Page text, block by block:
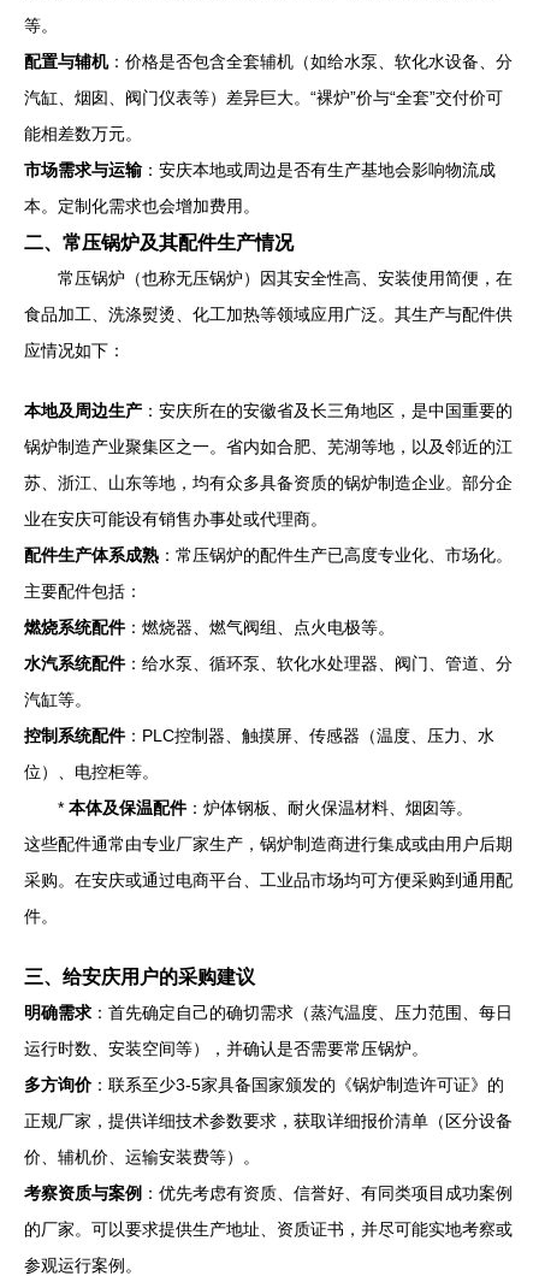
等。
配置与辅机：价格是否包含全套辅机（如给水泵、软化水设备、分
汽缸、烟囱、阀门仪表等）差异巨大。“裸炉”价与“全套”交付价可
能相差数万元。
市场需求与运输 ：安庆本地或周边是否有生产基地会影响物流成
本。定制化需求也会增加费用。
二、常压锅炉及其配件生产情况
常压锅炉（也称无压锅炉）因其安全性高、安装使用简便，在
食品加工、洗涤熨烫、化工加热等领域应用广泛。其生产与配件供
应情况如下：
本地及周边生产 ：安庆所在的安徽省及长三角地区，是中国重要的
锅炉制造产业聚集区之一。省内如合肥、芜湖等地，以及邻近的江
苏、浙江、山东等地，均有众多具备资质的锅炉制造企业。部分企
业在安庆可能设有销售办事处或代理商。
配件生产体系成熟 ：常压锅炉的配件生产已高度专业化、市场化。
主要配件包括：
燃烧系统配件：燃烧器、燃气阀组、点火电极等。
水汽系统配件：给水泵、循环泵、软化水处理器、阀门、管道、分
汽缸等。
控制系统配件：PLC控制器、触摸屏、传感器（温度、压力、水
位）、电控柜等。
* 本体及保温配件：炉体钢板、耐火保温材料、烟囱等。
这些配件通常由专业厂家生产，锅炉制造商进行集成或由用户后期
采购。在安庆或通过电商平台、工业品市场均可方便采购到通用配
件。
三、给安庆用户的采购建议
明确需求 ：首先确定自己的确切需求（蒸汽温度、压力范围、每日
运行时数、安装空间等），并确认是否需要常压锅炉。
多方询价：联系至少3-5家具备国家颁发的《锅炉制造许可证》的
正规厂家，提供详细技术参数要求，获取详细报价清单（区分设备
价、辅机价、运输安装费等）。
考察资质与案例 ：优先考虑有资质、信誉好、有同类项目成功案例
的厂家。可以要求提供生产地址、资质证书，并尽可能实地考察或
参观运行案例。